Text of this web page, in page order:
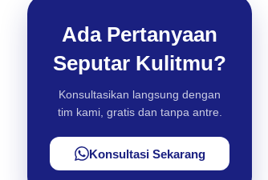
Ada Pertanyaan
Seputar Kulitmu?
Konsultasikan langsung dengan
tim kami, gratis dan tanpa antre.
Konsultasi Sekarang